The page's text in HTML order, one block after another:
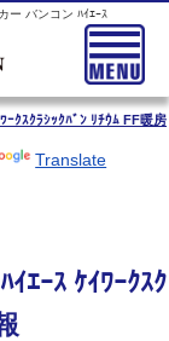
ー バンコン ﾊｲｴｰｽ
ｰｸｽｸﾗｼｯｸﾊﾞﾝ ﾘﾁｳﾑ FF暖房
Translate
ｴｰｽ ｹｲﾜｰｸｽｸ